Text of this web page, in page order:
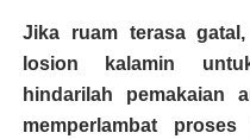
Jika ruam terasa
losion kalamin
hindarilah pemakaian
memperlambat proses